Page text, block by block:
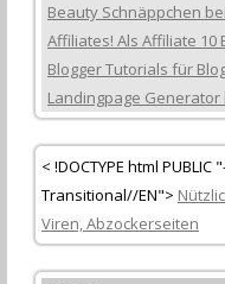
Beauty Schnäppchen
Affiliates! Als Affiliate 10
Blogger Tutorials für
Landingpage Generator
< !DOCTYPE html PUBLIC
Transitional//EN">
Viren, Abzockerseiten